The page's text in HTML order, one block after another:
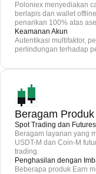
Poloniex menyediakan
berlapis dan wallet
penarikan 100% atas
Keamanan Akun
Autentikasi multifaktor,
perlindungan terhadap
Beragam
Spot Trading dan
Beragam layanan yang
USDT-M dan Coin-M
trading.
Penghasilan dengan
Beberapa produk Earn